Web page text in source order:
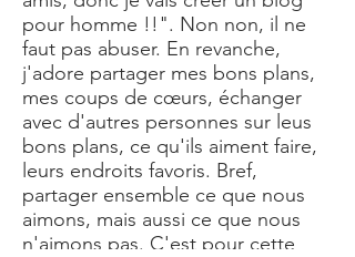
pour homme !!". Non non, il ne
faut pas abuser. En revanche,
j'adore partager mes bons plans,
mes coups de cœurs, échanger
avec d'autres personnes sur leus
bons plans, ce qu'ils aiment faire,
leurs endroits favoris. Bref,
partager ensemble ce que nous
aimons, mais aussi ce que nous
n'aimons pas. C'est pour cette